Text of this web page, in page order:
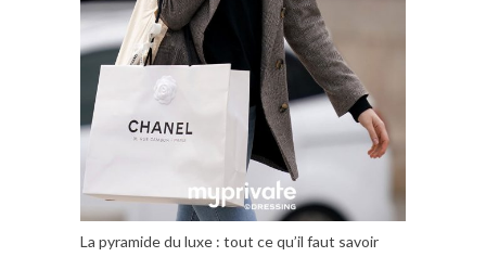
La pyramide du luxe : tout ce qu’il faut savoir